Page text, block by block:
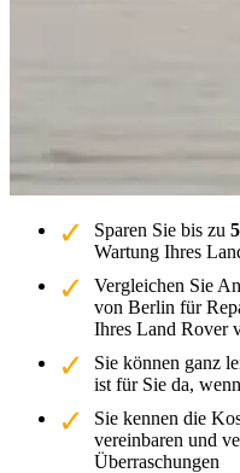
Sparen Sie bis zu
Wartung Ihres
Vergleichen Sie
von Berlin für
Ihres Land Rover
Sie können ganz
ist für Sie da,
Sie kennen die
vereinbaren und
Überraschungen